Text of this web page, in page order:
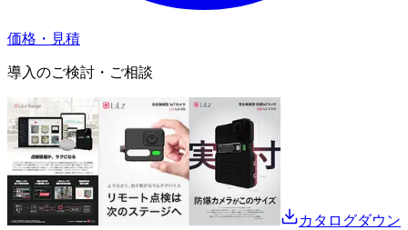
価格・見積
導入のご検討・ご相談
カタログダウン